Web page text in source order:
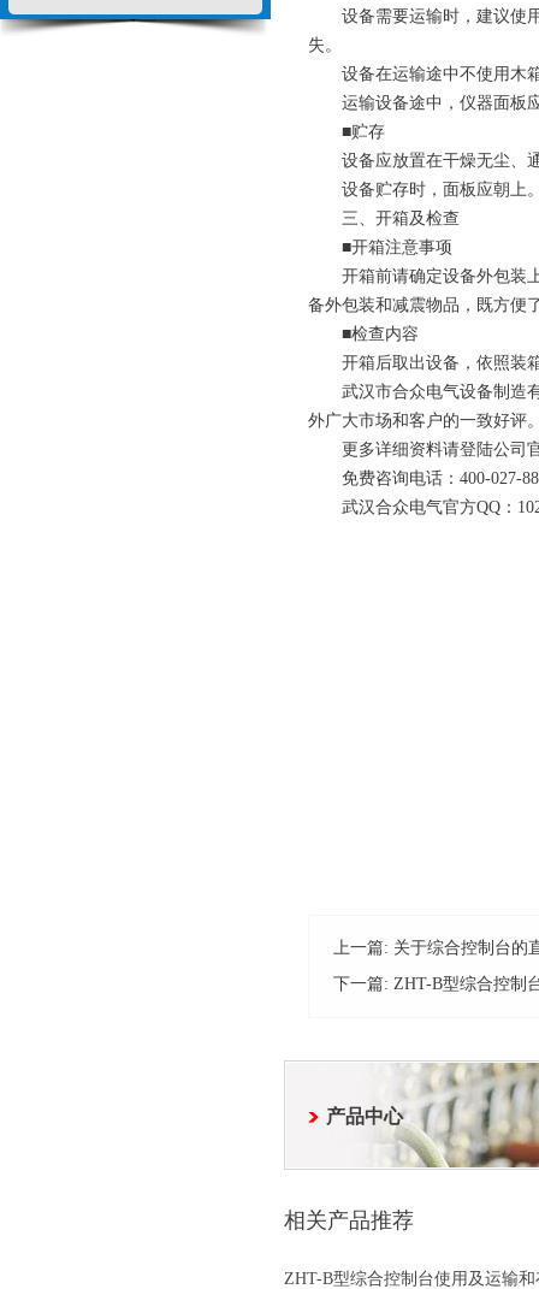
设备需要运输时，建议使用
失。
设备在运输途中不使用木箱
运输设备途中，仪器面板
■贮存
设备应放置在干燥无尘、通
设备贮存时，面板应朝上。
三、开箱及检查
■开箱注意事项
开箱前请确定设备外包装上
备外包装和减震物品，既方便
■检查内容
开箱后取出设备，依照装箱
武汉市合众电气设备制造有
外广大市场和客户的一致好评
更多详细资料请登陆公司
免费咨询电话：400-027-
武汉合众电气
上一篇: 关于综合控制台的
下一篇: ZHT-B型综合控制
产品中心
相关产品推荐
ZHT-B型综合控制台使用及运输